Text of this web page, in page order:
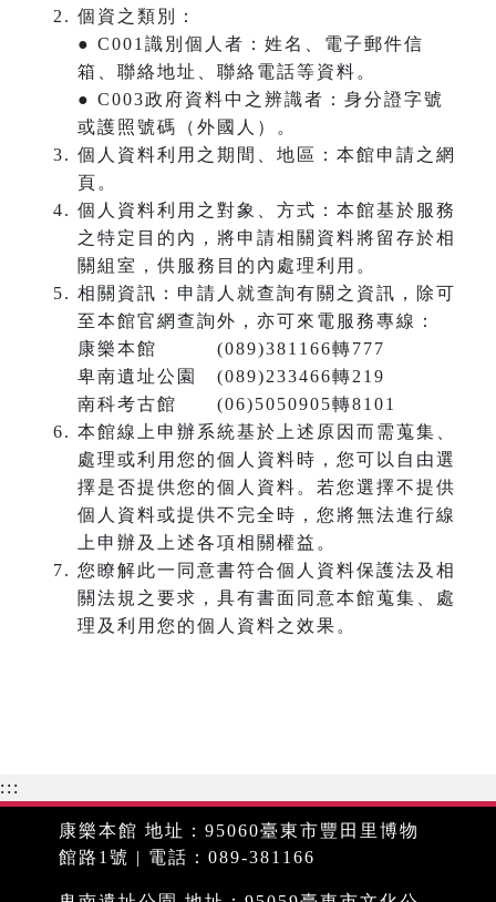
個資之類別：
● C001識別個人者：姓名、電子郵件信
箱、聯絡地址、聯絡電話等資料。
● C003政府資料中之辨識者：身分證字號
或護照號碼（外國人）。
個人資料利用之期間、地區：本館申請之網
頁。
個人資料利用之對象、方式：本館基於服務
之特定目的內，將申請相關資料將留存於相
關組室，供服務目的內處理利用。
相關資訊：申請人就查詢有關之資訊，除可
至本館官網查詢外，亦可來電服務專線：
康樂本館 (089)381166轉777
卑南遺址公園 (089)233466轉219
南科考古館 (06)5050905轉8101
本館線上申辦系統基於上述原因而需蒐集、
處理或利用您的個人資料時，您可以自由選
擇是否提供您的個人資料。若您選擇不提供
個人資料或提供不完全時，您將無法進行線
上申辦及上述各項相關權益。
您瞭解此一同意書符合個人資料保護法及相
關法規之要求，具有書面同意本館蒐集、處
理及利用您的個人資料之效果。
:::
康樂本館 地址：95060臺東市豐田里博物
館路1號 | 電話：089-381166